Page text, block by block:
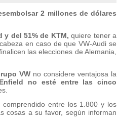
2 millones de dólares
y del 51% de KTM,quiere tener a
en caso de que VW-Audi se
las elecciones de Alemania,
VW no considere ventajosa la
no esté entre las cinco
entre los 1.800 y los
cosas a su favor, según informan